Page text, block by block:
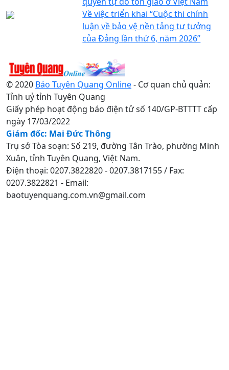
Về việc triển khai “Cuộc thi chính
luận về bảo vệ nền tảng tư tưởng
của Đảng lần thứ 6, năm 2026”
© 2020 Báo Tuyên Quang Online- Cơ quan chủ quản:
Tỉnh uỷ tỉnh Tuyên Quang
Giấy phép hoạt động báo điện tử số 140/GP-BTTTT cấp
ngày 17/03/2022
Giám đốc: Mai Đức Thông
Trụ sở Tòa soạn: Số 219, đường Tân Trào, phường Minh
Xuân, tỉnh Tuyên Quang, Việt Nam.
Điện thoại: 0207.3822820 - 0207.3817155 / Fax:
0207.3822821 - Email:
baotuyenquang.com.vn@gmail.com